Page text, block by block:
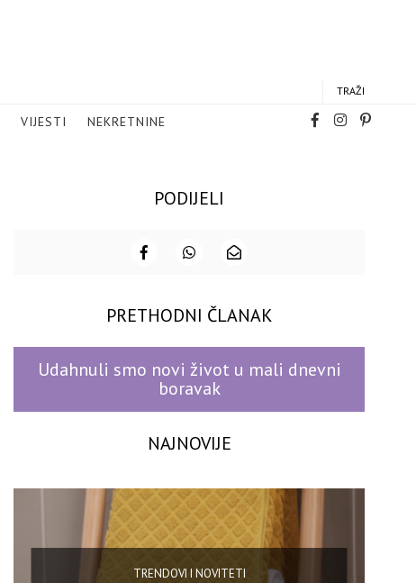
TRAŽI
VIJESTI NEKRETNINE
PODIJELI
PRETHODNI ČLANAK
Udahnuli smo novi život u mali dnevni
boravak
NAJNOVIJE
TRENDOVI I NOVITETI